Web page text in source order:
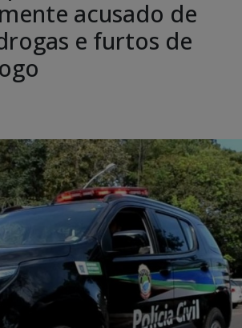
acusado de
e furtos de